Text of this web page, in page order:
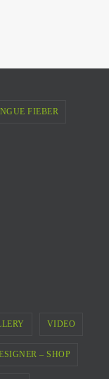
FIEBER
VIDEO
– SHOP